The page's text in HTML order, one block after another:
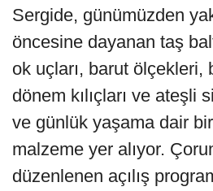
Sergide, günümüzden
öncesine dayanan taş
ok uçları, barut ölçekleri,
dönem kılıçları ve ateşli
ve günlük yaşama dair
malzeme yer alıyor.
düzenlenen açılış